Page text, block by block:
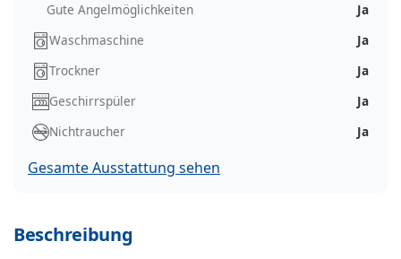
Gute Angelmöglichkeiten
Ja
Waschmaschine
Ja
Trockner
Ja
Geschirrspüler
Ja
Nichtraucher
Ja
Gesamte Ausstattung sehen
Beschreibung